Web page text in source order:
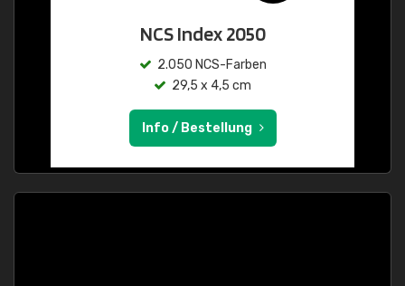
NCS Index 2050
2.050 NCS-Farben
29,5 x 4,5 cm
Info / Bestellung